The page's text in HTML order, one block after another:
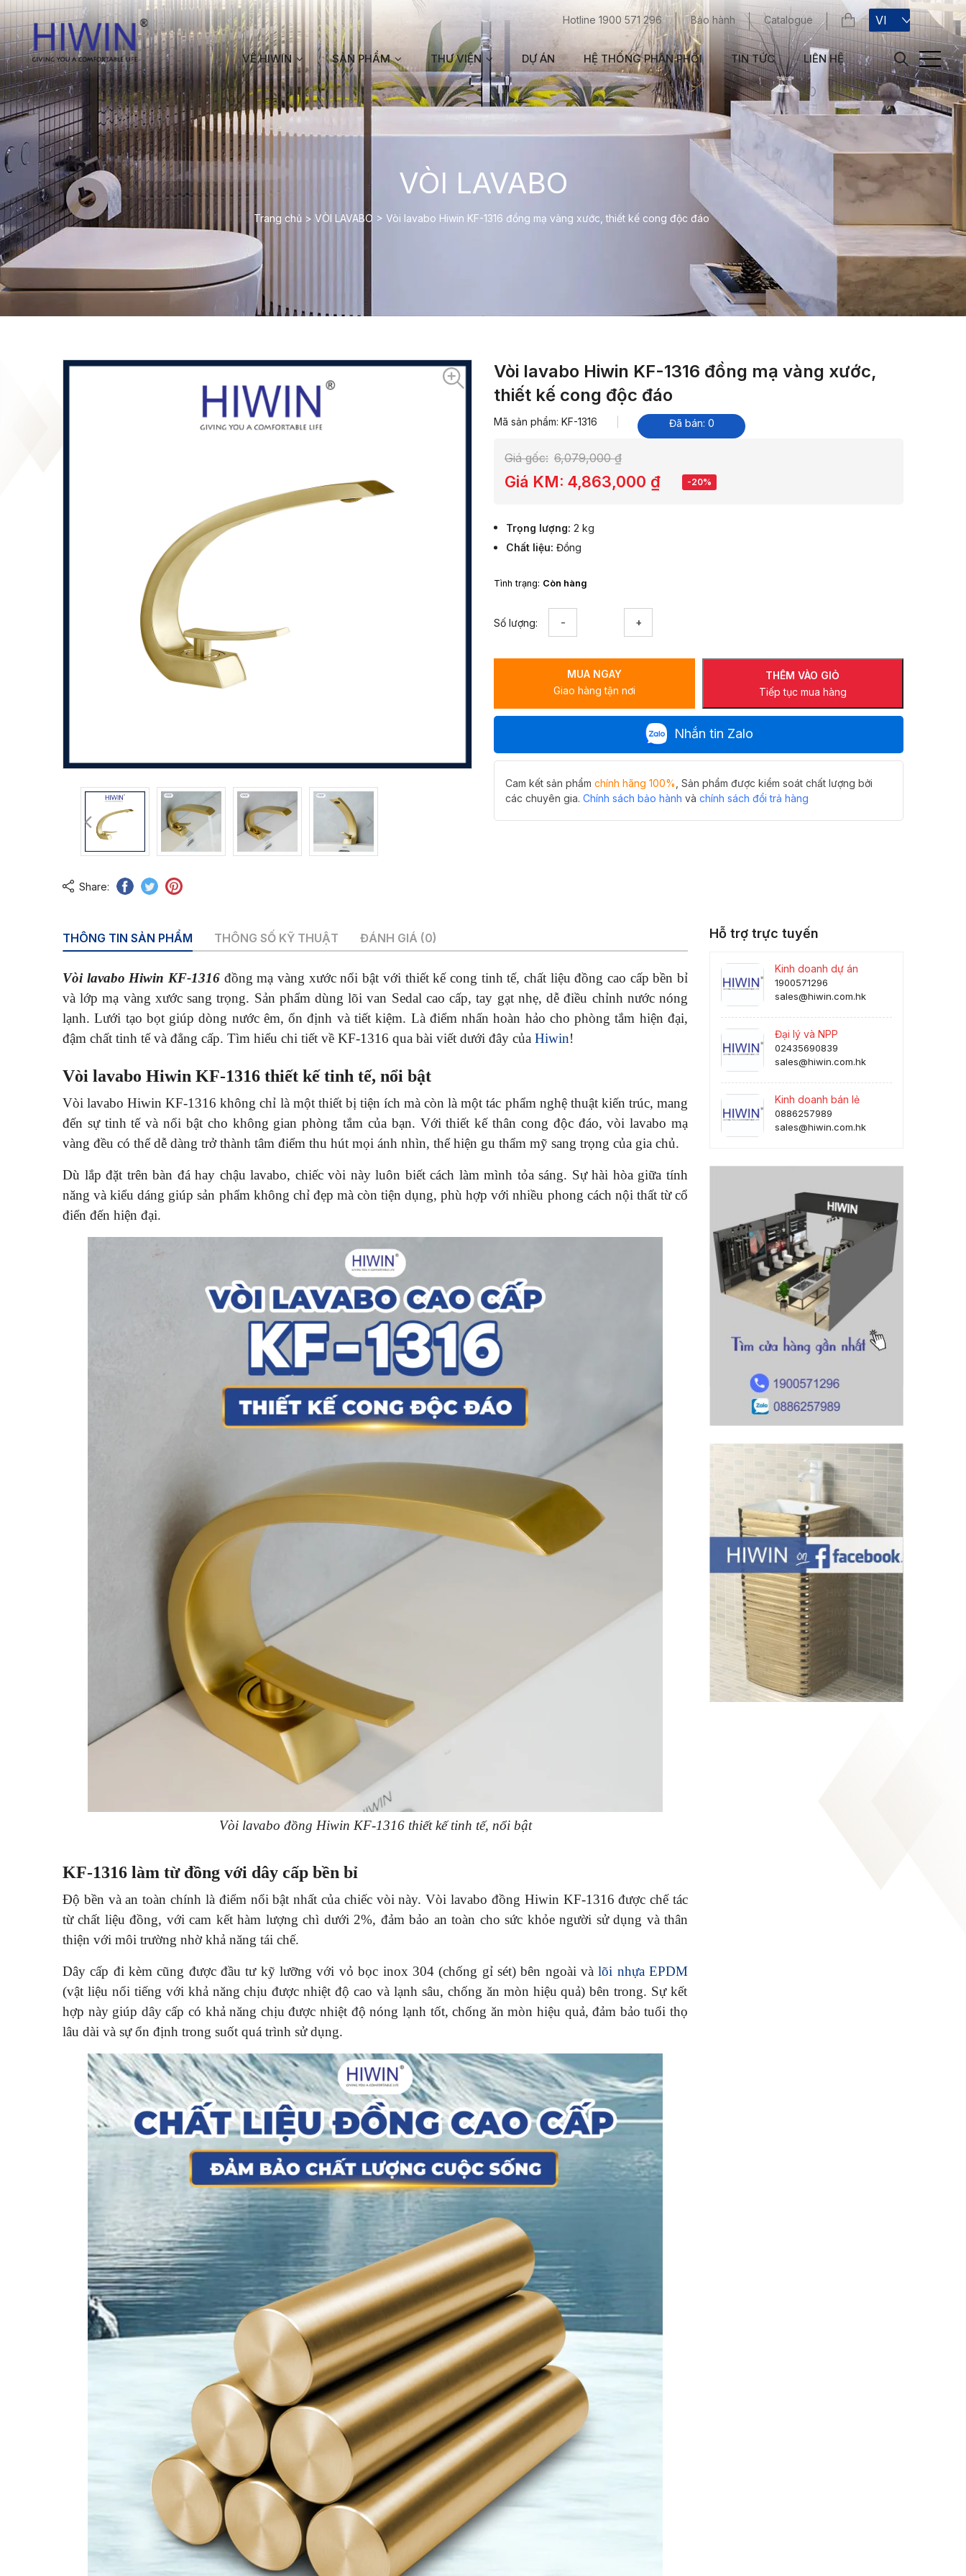
Hotline 1900 571 296 Bảo hành Catalogue VI
VỀ HIWIN SẢN PHẨM THƯ VIỆN DỰ ÁN HỆ THỐNG PHÂN PHỐI TIN TỨC LIÊN HỆ
VÒI LAVABO
Trang chủ > VÒI LAVABO > Vòi lavabo Hiwin KF-1316 đồng mạ vàng xước, thiết kế cong độc đáo
Share:
Vòi lavabo Hiwin KF-1316 đồng mạ vàng xước,
thiết kế cong độc đáo
Mã sản phẩm: KF-1316 Đã bán: 0
Giá gốc: 6,079,000₫
Giá KM: 4,863,000 ₫ -20%
Trọng lượng 2 kg
Chất liệu Đồng
Tình trạng: Còn hàng
Số lượng:
KF-
1316
đồng
thiết
cong
độc
THÊM VÀO GIỎ
Tiếp tục mua hàng
MUA NGAY
Giao hàng tận nơi
Nhắn tin Zalo
Cam kết sản phẩm chính hãng 100% , Sản phẩm được kiểm soát chất lượng bởi
các chuyên gia. Chính sách bảo hành và chính sách đổi trả hàng
THÔNG TIN SẢN PHẨM THÔNG SỐ KỸ THUẬT ĐÁNH GIÁ (0)
Vòi lavabo Hiwin KF-1316 đồng mạ vàng xước nổi bật với thiết kế cong tinh tế, chất liệu đồng cao cấp bền bỉ
và lớp mạ vàng xước sang trọng. Sản phẩm dùng lõi van Sedal cao cấp, tay gạt nhẹ, dễ điều chỉnh nước nóng
lạnh. Lưới tạo bọt giúp dòng nước êm, ổn định và tiết kiệm. Là điểm nhấn hoàn hảo cho phòng tắm hiện đại,
đậm chất tinh tế và đẳng cấp. Tìm hiểu chi tiết về KF-1316 qua bài viết dưới đây của Hiwin!
Vòi lavabo Hiwin KF-1316 thiết kế tinh tế, nổi bật
Vòi lavabo Hiwin KF-1316 không chỉ là một thiết bị tiện ích mà còn là một tác phẩm nghệ thuật kiến trúc, mang
đến sự tinh tế và nổi bật cho không gian phòng tắm của bạn. Với thiết kế thân cong độc đáo, vòi lavabo mạ
vàng đều có thể dễ dàng trở thành tâm điểm thu hút mọi ánh nhìn, thể hiện gu thẩm mỹ sang trọng của gia chủ.
Dù lắp đặt trên bàn đá hay chậu lavabo, chiếc vòi này luôn biết cách làm mình tỏa sáng. Sự hài hòa giữa tính
năng và kiểu dáng giúp sản phẩm không chỉ đẹp mà còn tiện dụng, phù hợp với nhiều phong cách nội thất từ cổ
điển đến hiện đại.
Vòi lavabo đồng Hiwin KF-1316 thiết kế tinh tế, nổi bật
KF-1316 làm từ đồng với dây cấp bền bỉ
Độ bền và an toàn chính là điểm nổi bật nhất của chiếc vòi này. Vòi lavabo đồng Hiwin KF-1316 được chế tác
từ chất liệu đồng, với cam kết hàm lượng chì dưới 2%, đảm bảo an toàn cho sức khỏe người sử dụng và thân
thiện với môi trường nhờ khả năng tái chế.
Dây cấp đi kèm cũng được đầu tư kỹ lưỡng với vỏ bọc inox 304 (chống gỉ sét) bên ngoài vàlõi nhựa EPDM
(vật liệu nổi tiếng với khả năng chịu được nhiệt độ cao và lạnh sâu, chống ăn mòn hiệu quả) bên trong. Sự kết
hợp này giúp dây cấp có khả năng chịu được nhiệt độ nóng lạnh tốt, chống ăn mòn hiệu quả, đảm bảo tuổi thọ
lâu dài và sự ổn định trong suốt quá trình sử dụng.
Hỗ trợ trực tuyến
Kinh doanh dự án
1900571296
sales@hiwin.com.hk
Đại lý và NPP
02435690839
sales@hiwin.com.hk
Kinh doanh bán lẻ
0886257989
sales@hiwin.com.hk